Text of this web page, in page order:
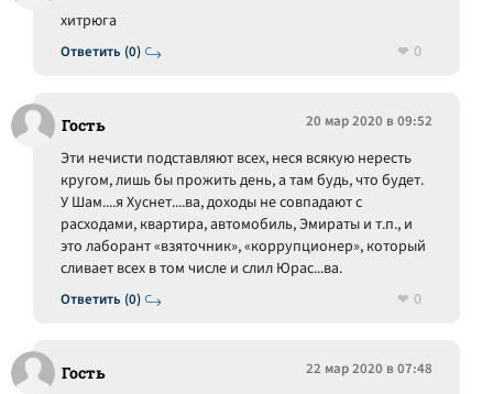
Ответить (0)
хитрюга
0
Гость 20 мар 2020 в 09:52
Ответить (0)
Эти нечисти подставляют всех, неся всякую нересть
кругом, лишь бы прожить день, а там будь, что будет.
У Шам....я Хуснет....ва, доходы не совпадают с
расходами, квартира, автомобиль, Эмираты и т.п., и
это лаборант «взяточник», «коррупционер», который
сливает всех в том числе и слил Юрас...ва.
0
Гость 22 мар 2020 в 07:48